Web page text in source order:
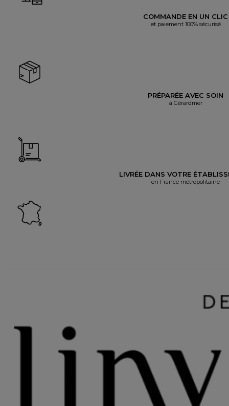
COMMANDE EN UN CLIC
et paiement 100% sécurisé
PRÉPARÉE AVEC SOIN
à Gérardmer
LIVRÉE DANS VOTRE
en France métropolitaine